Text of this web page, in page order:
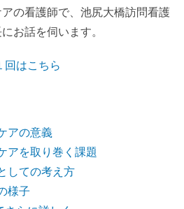
の看護師で、池尻大橋訪問看護
お話を伺います。
回はこちら
アの意義
アを取り巻く課題
しての考え方
様子